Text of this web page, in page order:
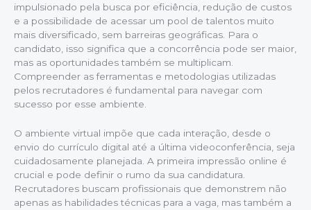
impulsionado pela busca por eficiência, redução de custos
e a possibilidade de acessar um pool de talentos muito
mais diversificado, sem barreiras geográficas. Para o
candidato, isso significa que a concorrência pode ser maior,
mas as oportunidades também se multiplicam.
Compreender as ferramentas e metodologias utilizadas
pelos recrutadores é fundamental para navegar com
sucesso por esse ambiente.
O ambiente virtual impõe que cada interação, desde o
envio do currículo digital até a última videoconferência, seja
cuidadosamente planejada. A primeira impressão online é
crucial e pode definir o rumo da sua candidatura.
Recrutadores buscam profissionais que demonstrem não
apenas as habilidades técnicas para a vaga, mas também a